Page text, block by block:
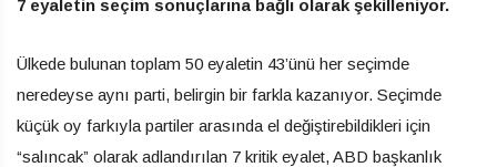
7 eyaletin seçim sonuçlarına bağlı olarak şekilleniyor.
Ülkede bulunan toplam 50 eyaletin 43’ünü her seçimde
neredeyse aynı parti, belirgin bir farkla kazanıyor. Seçimde
küçük oy farkıyla partiler arasında el değiştirebildikleri için
“salıncak” olarak adlandırılan 7 kritik eyalet, ABD başkanlık